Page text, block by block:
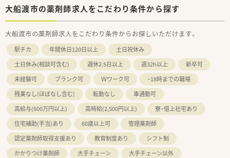
大船渡市の薬剤師求人をこだわり条件から探す
大船渡市の薬剤師求人をこだわり条件からお探しいただけます。
駅チカ 年間休日120日以上
土日祝休み
土日休み(相談可含む)
週休2.5日以上 週32h以上
新卒可
未経験可
ブランク可 Ｗワーク可
~18時までの職場
残業なし(ほぼなし含む)
転勤なし
車通勤可
高給与(600万円以上)
高時給(2,500円以上)
寮・借上社宅あり
住宅補助(手当)あり
60歳以上可
管理薬剤師
認定薬剤師取得支援あり
教育制度あり
シフト制
かかりつけ薬剤師
大手チェーン
大手チェーン以外